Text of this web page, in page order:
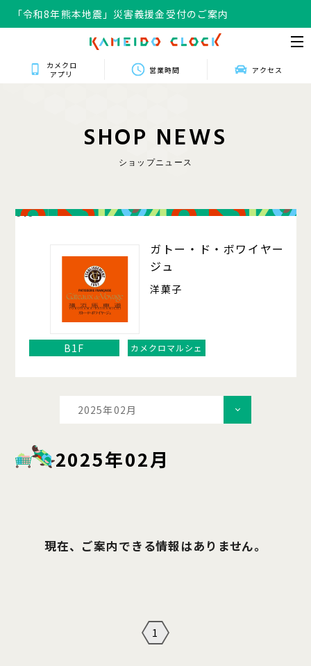
「令和8年熊本地震」災害義援金受付のご案内
「令和8年熊本地震」災害義援金受付のご案内
カメクロ
アプリ
営業時間 アクセス
SHOP NEWS
ショップニュース
016
ガトー・ド・ボワイヤー
ジュ
洋菓子
B1F カメクロマルシェ
2025年02月
2025年02月
現在、ご案内できる情報はありません。
1